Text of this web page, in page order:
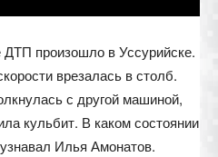
произошло в Уссурийске.
врезалась в столб.
с другой машиной,
кульбит. В каком состоянии
Илья Амонатов.